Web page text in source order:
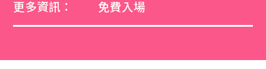
更多資訊： 免費入場